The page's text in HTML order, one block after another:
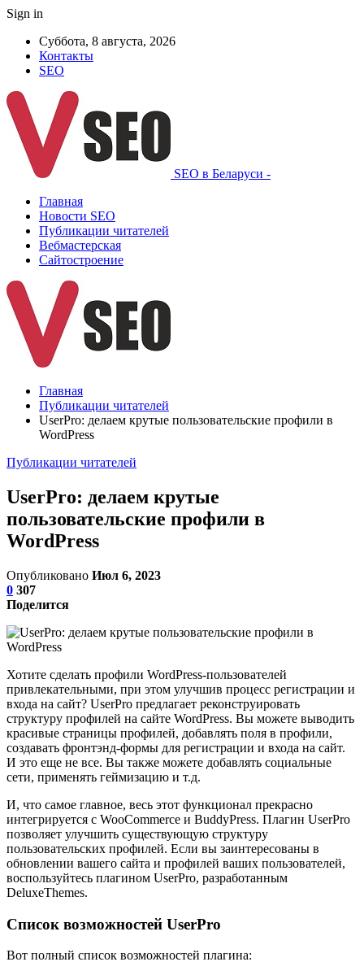
Sign in
Суббота, 8 августа, 2026
Контакты
SEO
SEO в Беларуси -
Главная
Новости SEO
Публикации читателей
Вебмастерская
Сайтостроение
Главная
Публикации читателей
UserPro: делаем крутые пользовательские профили в
WordPress
Публикации читателей
UserPro: делаем крутые
пользовательские профили в
WordPress
Опубликовано Июл 6, 2023
0 307
Поделится
Хотите сделать профили WordPress-пользователей
привлекательными, при этом улучшив процесс регистрации и
входа на сайт? UserPro предлагает реконструировать
структуру профилей на сайте WordPress. Вы можете выводить
красивые страницы профилей, добавлять поля в профили,
создавать фронтэнд-формы для регистрации и входа на сайт.
И это еще не все. Вы также можете добавлять социальные
сети, применять геймизацию и т.д.
И, что самое главное, весь этот функционал прекрасно
интегрируется с WooCommerce и BuddyPress. Плагин UserPro
позволяет улучшить существующую структуру
пользовательских профилей. Если вы заинтересованы в
обновлении вашего сайта и профилей ваших пользователей,
воспользуйтесь плагином UserPro, разработанным
DeluxeThemes.
Список возможностей UserPro
Вот полный список возможностей плагина: